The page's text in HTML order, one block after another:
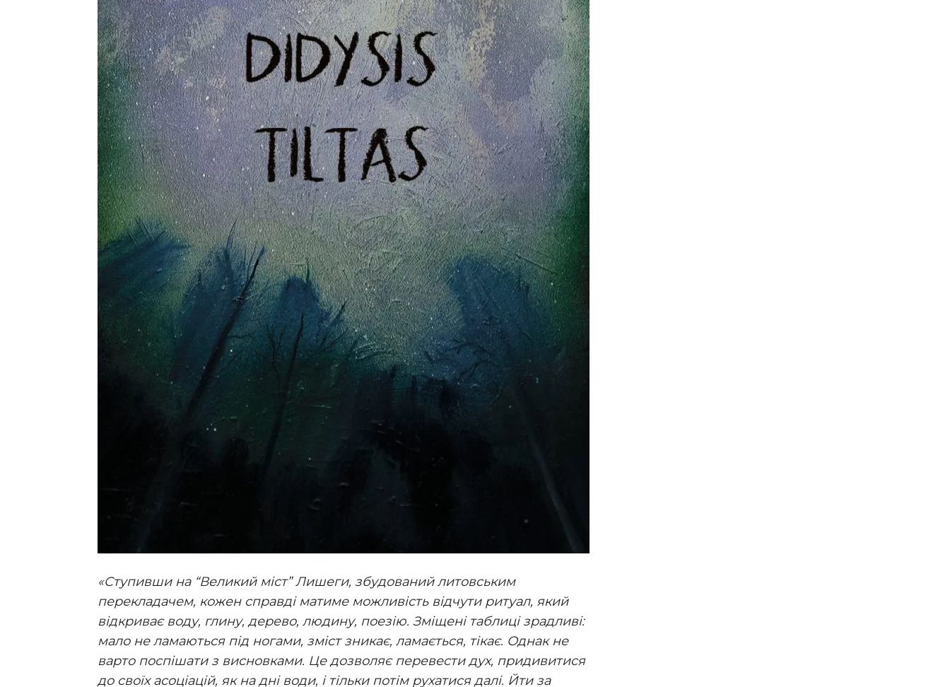
«Ступивши на “Великий міст” Лишеги, збудований литовським
перекладачем, кожен справді матиме можливість відчути ритуал, який
відкриває воду, глину, дерево, людину, поезію. Зміщені таблиці зрадливі:
мало не ламаються під ногами, зміст зникає, ламається, тікає. Однак не
варто поспішати з висновками. Це дозволяє перевести дух, придивитися
до своїх асоціацій, як на дні води, і тільки потім рухатися далі. Йти за